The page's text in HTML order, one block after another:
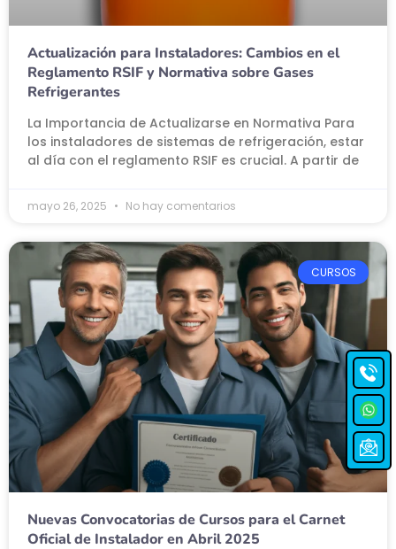
Actualización para Instaladores: Cambios en el
Reglamento RSIF y Normativa sobre Gases
Refrigerantes
La Importancia de Actualizarse en Normativa Para
los instaladores de sistemas de refrigeración, estar
al día con el reglamento RSIF es crucial. A partir de
mayo 26, 2025 No hay comentarios
CURSOS
Nuevas Convocatorias de Cursos para el Carnet
Oficial de Instalador en Abril 2025